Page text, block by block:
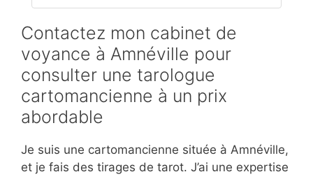
Contactez mon cabinet de
voyance à Amnéville pour
consulter une tarologue
cartomancienne à un prix
abordable
Je suis une cartomancienne située à Amnéville,
et je fais des tirages de tarot. J’ai une expertise